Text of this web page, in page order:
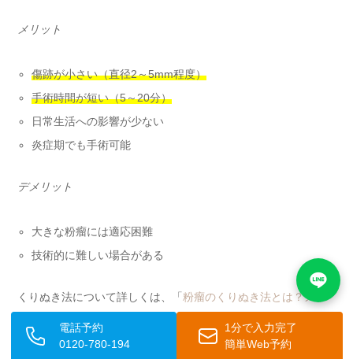
メリット
傷跡が小さい（直径2～5mm程度）
手術時間が短い（5～20分）
日常生活への影響が少ない
炎症期でも手術可能
デメリット
大きな粉瘤には適応困難
技術的に難しい場合がある
くりぬき法について詳しくは、「 粉瘤のくりぬき法とは？メリ
ット・デメリットや切開法との違いを解説
」をご参照くださ
い。
電話予約
0120-780-194
1分で入力完了
簡単Web予約